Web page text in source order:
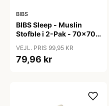
BIBS
BIBS Sleep - Muslin
Stofble i 2-Pak - 70x70
VEJL. PRIS 99,95 KR
79,96 kr